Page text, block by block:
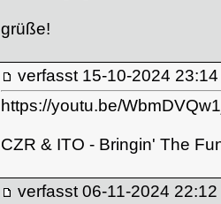
grüße!
verfasst 15-10-2024 23:14
https://youtu.be/
CZR & ITO - Bringin' The
verfasst 06-11-2024 22:12